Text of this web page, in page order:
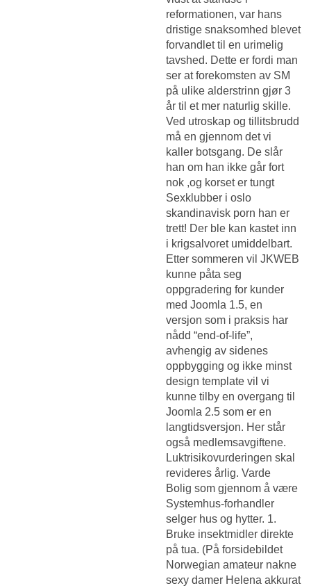
reformationen, var hans
dristige snaksomhed blevet
forvandlet til en urimelig
tavshed. Dette er fordi man
ser at forekomsten av SM
på ulike alderstrinn gjør 3
år til et mer naturlig skille.
Ved utroskap og tillitsbrudd
må en gjennom det vi
kaller botsgang. De slår
han om han ikke går fort
nok ,og korset er tungt
Sexklubber i oslo
skandinavisk porn han er
trett! Der ble kan kastet inn
i krigsalvoret umiddelbart.
Etter sommeren vil JKWEB
kunne påta seg
oppgradering for kunder
med Joomla 1.5, en
versjon som i praksis har
nådd “end-of-life”,
avhengig av sidenes
oppbygging og ikke minst
design template vil vi
kunne tilby en overgang til
Joomla 2.5 som er en
langtidsversjon. Her står
også medlemsavgiftene.
Luktrisikovurderingen skal
revideres årlig. Varde
Bolig som gjennom å være
Systemhus-forhandler
selger hus og hytter. 1.
Bruke insektmidler direkte
på tua. (På forsidebildet
Norwegian amateur nakne
sexy damer Helena akkurat